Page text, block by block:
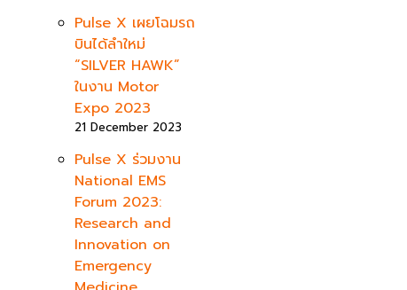
Pulse X เผยโฉมรถ
บินได้ลำใหม่
“SILVER HAWK”
ในงาน Motor
Expo 2023
21 December 2023
Pulse X ร่วมงาน
National EMS
Forum 2023:
Research and
Innovation on
Emergency